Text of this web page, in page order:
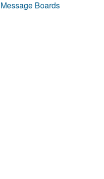
Message Boards